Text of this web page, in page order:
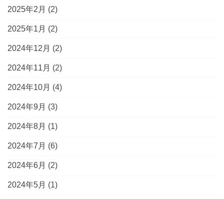
2025年2月 (2)
2025年1月 (2)
2024年12月 (2)
2024年11月 (2)
2024年10月 (4)
2024年9月 (3)
2024年8月 (1)
2024年7月 (6)
2024年6月 (2)
2024年5月 (1)